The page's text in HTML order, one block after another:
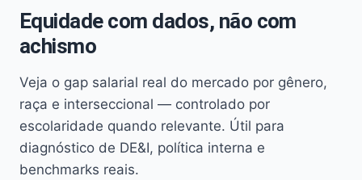
Equidade com dados, não com
achismo
Veja o gap salarial real do mercado por gênero,
raça e interseccional — controlado por
escolaridade quando relevante. Útil para
diagnóstico de DE&I, política interna e
benchmarks reais.